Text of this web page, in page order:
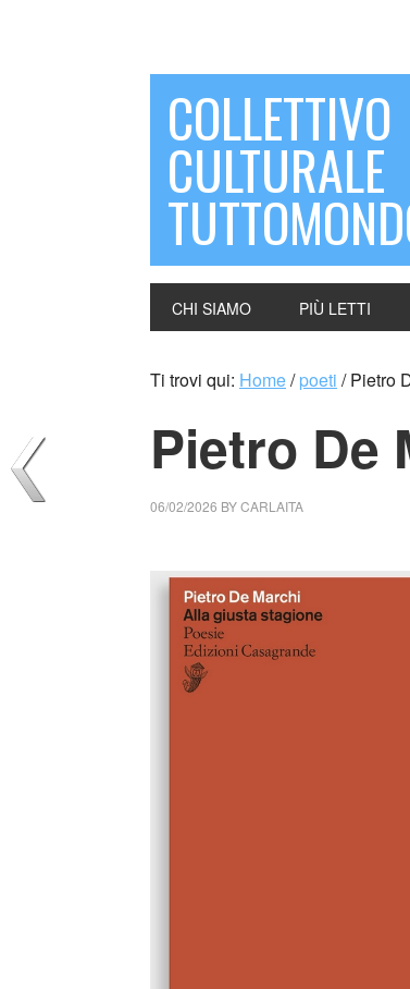
COLLETTIVO
CULTURALE
CHI SIAMO PIÙ LETTI
Ti trovi qui: Home/ poeti /Pietro
Pietro De
06/02/2026 BYCARLAITA